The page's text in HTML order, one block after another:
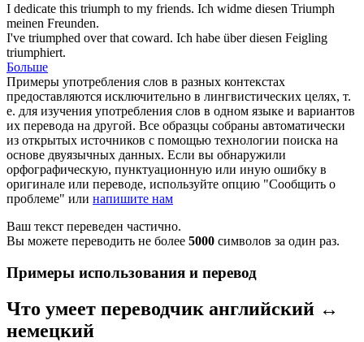
I dedicate this triumph to my friends. Ich widme diesen Triumph
meinen Freunden.
I've triumphed over that coward. Ich habe über diesen Feigling
triumphiert.
Больше
Примеры употребления слов в разных контекстах
предоставляются исключительно в лингвистических целях, т.
е. для изучения употребления слов в одном языке и вариантов
их перевода на другой. Все образцы собраны автоматически
из открытых источников с помощью технологии поиска на
основе двуязычных данных. Если вы обнаружили
орфографическую, пунктуационную или иную ошибку в
оригинале или переводе, используйте опцию "Сообщить о
проблеме" или напишите нам
Ваш текст переведен частично.
Вы можете переводить не более 5000 символов за один раз.
Примеры использования и перевод
Что умеет переводчик английский ↔
немецкий